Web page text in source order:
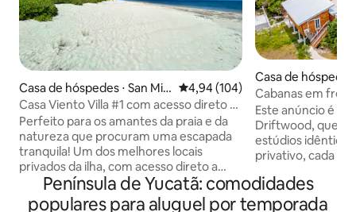
Casa de hóspedes ⋅ San Mig
uel de Cozumel
4,94 de uma avaliação média de
4,94 (104)
Casa Viento Villa #1 com acesso direto à
praia!
Perfeito para os amantes da praia e da
natureza que procuram uma escapada
tranquila! Um dos melhores locais
privados da ilha, com acesso direto a
uma praia de areia onde você pode
praticar esportes aquáticos ou
Casa de hóspedes
ulker
Cabanas em
caiaques
Este anúncio é
Driftwood, que é
estúdios
privativo, cada
total. (Ocupação dupla)
bonita e isolada
Península de Yucatã: comodidades
populares para aluguel por temporada